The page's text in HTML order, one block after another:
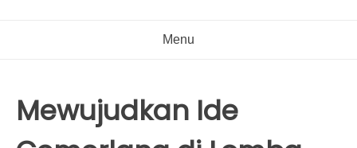
Menu
Mewujudkan Ide